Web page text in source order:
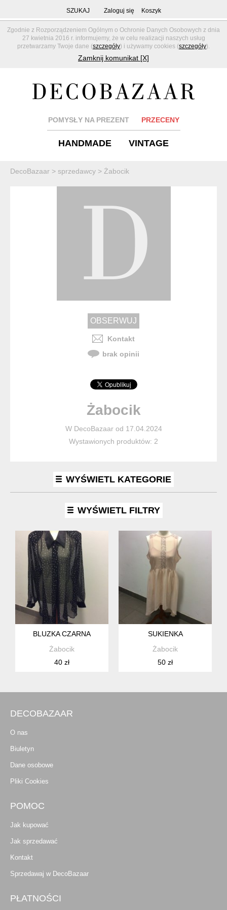
Zgodnie z Rozporządzeniem Ogólnym o Ochronie Danych Osobowych z dnia
27 kwietnia 2016 r. informujemy, że w celu realizacji naszych usług
przetwarzamy Twoje dane (szczegóły) i używamy cookies (szczegóły).
Zamknij komunikat [X]
SZUKAJ Zaloguj się Koszyk
POMYSŁY NA PREZENT PRZECENY
HANDMADE VINTAGE
DecoBazaar > sprzedawcy > Żabocik
Kontakt
brak opinii
Żabocik
W DecoBazaar od 17.04.2024
Wystawionych produktów: 2
WYŚWIETL KATEGORIE
WYŚWIETL FILTRY
BLUZKA CZARNA
Żabocik
40 zł
SUKIENKA
Żabocik
50 zł
DECOBAZAAR
O nas
Biuletyn
Dane osobowe
Pliki Cookies
POMOC
Jak kupować
Jak sprzedawać
Kontakt
Sprzedawaj w DecoBazaar
PŁATNOŚCI